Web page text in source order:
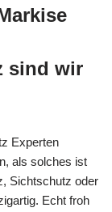
sind wir
Experten
als solches ist
Sichtschutz oder
Echt froh